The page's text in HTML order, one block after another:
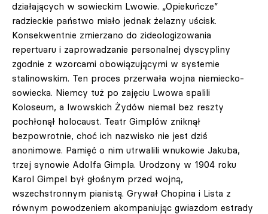
działających w sowieckim Lwowie. „Opiekuńcze”
radzieckie państwo miało jednak żelazny uścisk.
Konsekwentnie zmierzano do zideologizowania
repertuaru i zaprowadzanie personalnej dyscypliny
zgodnie z wzorcami obowiązującymi w systemie
stalinowskim. Ten proces przerwała wojna niemiecko-
sowiecka. Niemcy tuż po zajęciu Lwowa spalili
Koloseum, a lwowskich Żydów niemal bez reszty
pochłonął holocaust. Teatr Gimplów zniknął
bezpowrotnie, choć ich nazwisko nie jest dziś
anonimowe. Pamięć o nim utrwalili wnukowie Jakuba,
trzej synowie Adolfa Gimpla. Urodzony w 1904 roku
Karol Gimpel był głośnym przed wojną,
wszechstronnym pianistą. Grywał Chopina i Lista z
równym powodzeniem akompaniując gwiazdom estrady